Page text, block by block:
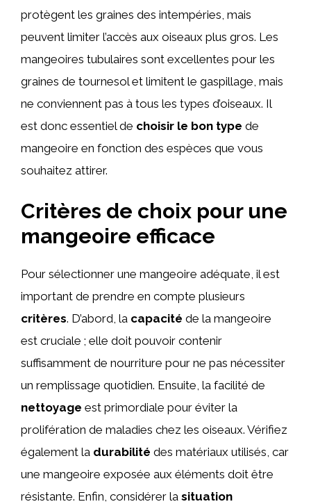
protègent les graines des intempéries, mais
peuvent limiter l’accès aux oiseaux plus gros. Les
mangeoires tubulaires sont excellentes pour les
graines de tournesol et limitent le gaspillage, mais
ne conviennent pas à tous les types d’oiseaux. Il
est donc essentiel de choisir le bon type de
mangeoire en fonction des espèces que vous
souhaitez attirer.
Critères de choix pour une
mangeoire efficace
Pour sélectionner une mangeoire adéquate, il est
important de prendre en compte plusieurs
critères. D’abord, la capacité de la mangeoire
est cruciale ; elle doit pouvoir contenir
suffisamment de nourriture pour ne pas nécessiter
un remplissage quotidien. Ensuite, la facilité de
nettoyage est primordiale pour éviter la
prolifération de maladies chez les oiseaux. Vérifiez
également la durabilité des matériaux utilisés, car
une mangeoire exposée aux éléments doit être
résistante. Enfin, considérer la situation